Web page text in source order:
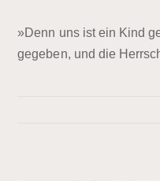
»Denn uns ist ein Kind
gegeben, und die